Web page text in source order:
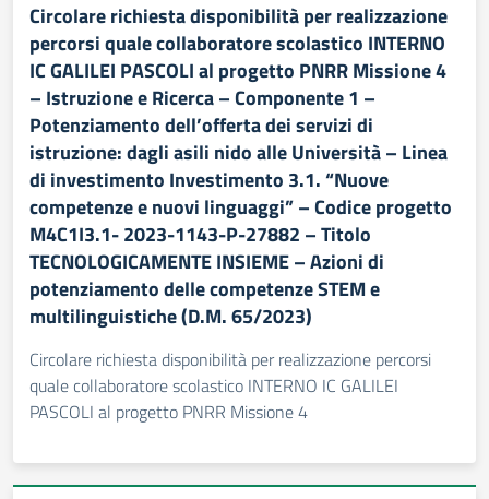
Circolare richiesta disponibilità per realizzazione
percorsi quale collaboratore scolastico INTERNO
IC GALILEI PASCOLI al progetto PNRR Missione 4
– Istruzione e Ricerca – Componente 1 –
Potenziamento dell’offerta dei servizi di
istruzione: dagli asili nido alle Università – Linea
di investimento Investimento 3.1. “Nuove
competenze e nuovi linguaggi” – Codice progetto
M4C1I3.1- 2023-1143-P-27882 – Titolo
TECNOLOGICAMENTE INSIEME – Azioni di
potenziamento delle competenze STEM e
multilinguistiche (D.M. 65/2023)
Circolare richiesta disponibilità per realizzazione percorsi
quale collaboratore scolastico INTERNO IC GALILEI
PASCOLI al progetto PNRR Missione 4